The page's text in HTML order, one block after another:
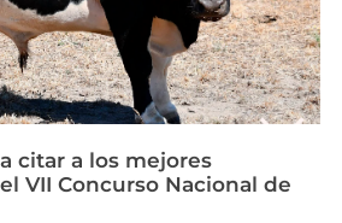
citar a los mejores
VII Concurso Nacional de